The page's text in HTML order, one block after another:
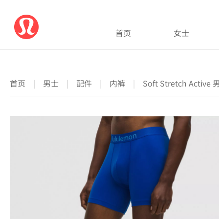
首页 女士
首页 | 男士 | 配件 | 内裤 | Soft Stretch Active